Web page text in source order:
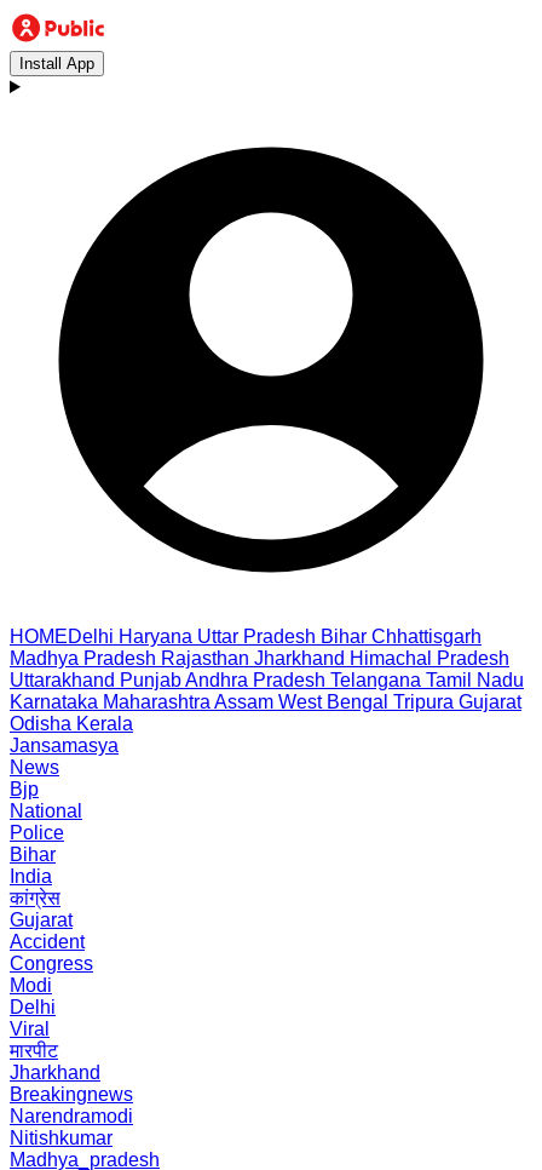
Install App
HOMEDelhi Haryana Uttar Pradesh Bihar Chhattisgarh
Madhya Pradesh Rajasthan Jharkhand Himachal Pradesh
Uttarakhand PunjabAndhra Pradesh Telangana Tamil Nadu
Karnataka Maharashtra Assam West Bengal Tripura Gujarat
Odisha Kerala
Jansamasya
News
Bjp
National
Police
Bihar
India
कांग्रेस
Gujarat
Accident
Congress
Modi
Delhi
Viral
मारपीट
Jharkhand
Breakingnews
Narendramodi
Nitishkumar
Madhya_pradesh